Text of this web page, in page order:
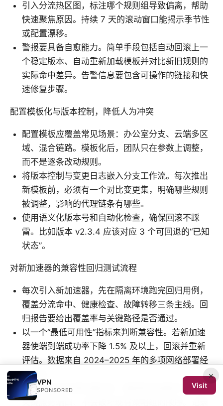
引入分流热区图，标注哪个规则组导致偏离，帮助
快速聚焦原因。持续 7 天的滚动窗口能揭示季节性
或配置漂移。
警报要具备自愈能力。简单手段包括自动回滚上一
个稳定版本、自动重新加载模板并对比新旧规则的
实际命中差异。告警信息要包含可操作的链接和快
速修复步骤。
配置模板化与版本控制，降低人为冲突
配置模板应覆盖常见场景：办公室分支、云端多区
域、混合链路。模板化后，团队只在参数上调整，
而不是逐条改动规则。
将版本控制与变更日志嵌入分支工作流。每次推出
新模板前，必须有一个对比变更集，明确哪些规则
被调整，影响的代理链条有哪些。
使用语义化版本号和自动化检查，确保回滚不踩
雷。比如版本 v2.3.4 应该对应 3 个可回退的“已知
状态”。
对新加速器的兼容性回归测试流程
每次引入新加速器，先在隔离环境跑完回归用例，
覆盖分流命中、健康检查、故障转移三条主线。回
归报告要给出覆盖率与关键路径是否通过。
以一个“最低可用性”指标来判断兼容性。若新加速
器使端到端成功率下降 1.5% 及以上，回滚并重新
评估。数据来自 2024–2025 年的多项网络部署经
验汇总。
同步对外部资源的兼容性，确保新加速器不会断开
关键服务端口、不会破坏现有策略组的顺序。记录
×
VPN
SPONSORED
Visit